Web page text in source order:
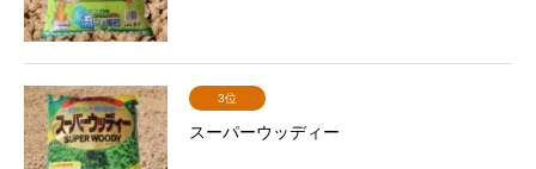
3位
スーパーウッディー